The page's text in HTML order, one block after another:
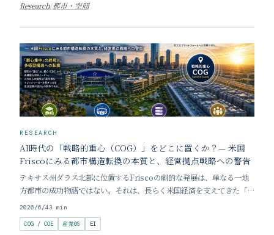
Research/都市・空間
RESEARCH
AI時代の「戦略的重心（COG）」をどこに置くか？— 米国
Friscoにみる都市構造転換の本質と、経営拠点戦略への警告
テキサス州ダラス北部に位置するFriscoの劇的な発展は、単なる一地
方都市の成功物語ではない。それは、長らく米国経済を支えてきた「都
心（CBD）集中型」の都市構造が、根底から崩壊し始めたことを象徴
する歴史的転換点である。 かつて、企業の競争優位性は都心の巨大な
オフィス群に集約された「実行能力（Cen
2026/6/43 min
COG / COE 産業OS EI